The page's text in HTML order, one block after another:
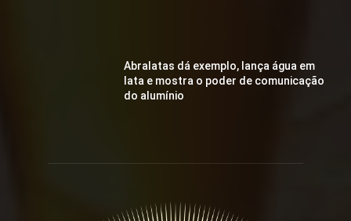
Abralatas dá exemplo, lança água em
lata e mostra o poder de comunicação
do alumínio